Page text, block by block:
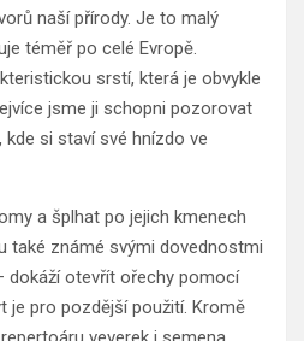
naší přírody. Je to malý
téměř po celé Evropě.
srstí, která je obvykle
jsme ji schopni pozorovat
si staví své hnízdo ve
a šplhat po jejich kmenech
také známé svými dovednostmi
dokáží otevřít ořechy pomocí
je pro pozdější použití. Kromě